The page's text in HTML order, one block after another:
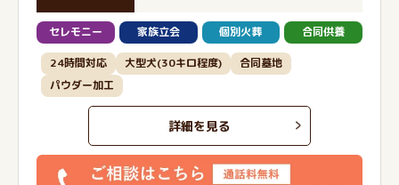
セレモニー 家族立会 個別火葬 合同供養
24時間対応 大型犬(30キロ程度)
合同墓地
パウダー加工
詳細を見る